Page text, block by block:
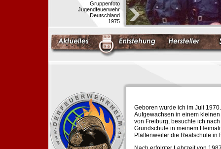
Gruppenfoto
Jugendfeuerwehr
Deutschland
1975
Geboren wurde ich im Juli 1970.
Aufgewachsen in einem kleinen
von Freiburg, besuchte ich nach
Grundschule in meinem
Pfaffenweiler die Realschule in